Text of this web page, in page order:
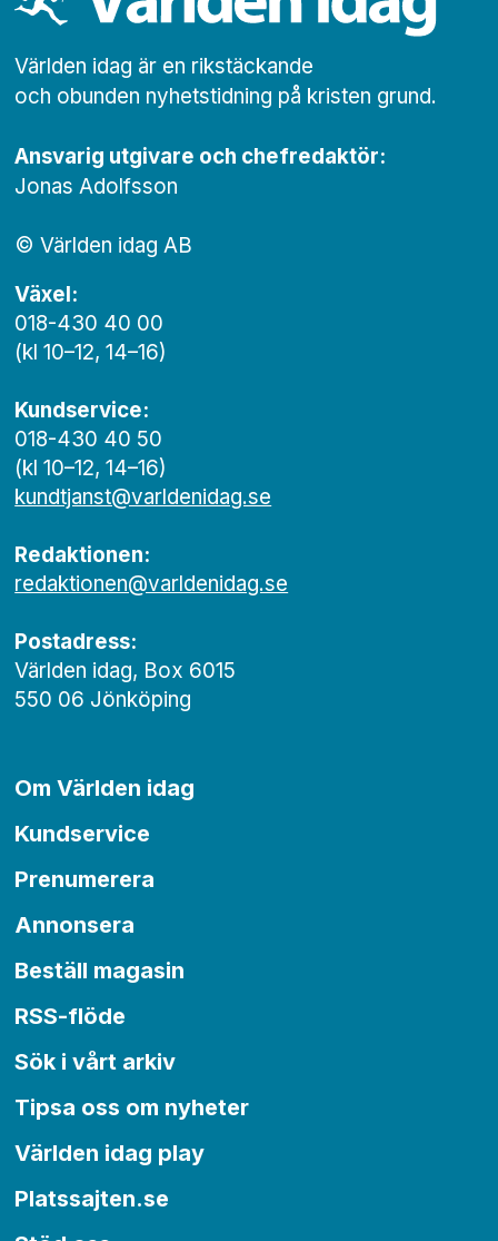
Världen idag är en rikstäckande
och obunden nyhets­­­tidning på kristen grund.
Ansvarig utgivare och chef­redaktör:
Jonas Adolfsson
© Världen idag AB
Växel:
018-430 40 00
(kl 10–12, 14–16)
Kundservice:
018-430 40 50
(kl 10–12, 14–16)
kundtjanst@varldenidag.se
Redaktionen:
redaktionen@varldenidag.se
Postadress:
Världen idag, Box 6015
550 06 Jönköping
Om Världen idag
Kundservice
Prenumerera
Annonsera
Beställ magasin
RSS-flöde
Sök i vårt arkiv
Tipsa oss om nyheter
Världen idag play
Platssajten.se